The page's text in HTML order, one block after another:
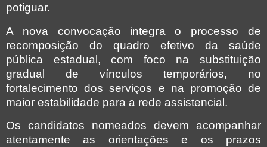
potiguar.
A nova convocação integra o processo de
recomposição do quadro efetivo da saúde
pública estadual, com foco na substituição
gradual de vínculos temporários, no
fortalecimento dos serviços e na promoção de
maior estabilidade para a rede assistencial.
Os candidatos nomeados devem acompanhar
atentamente as orientações e os prazos